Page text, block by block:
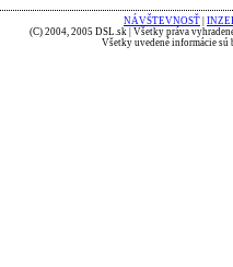
NÁVŠTEVNOSŤ
(C) 2004, 2005 DSL.sk | Všetky práva
Všetky uvedené informácie sú